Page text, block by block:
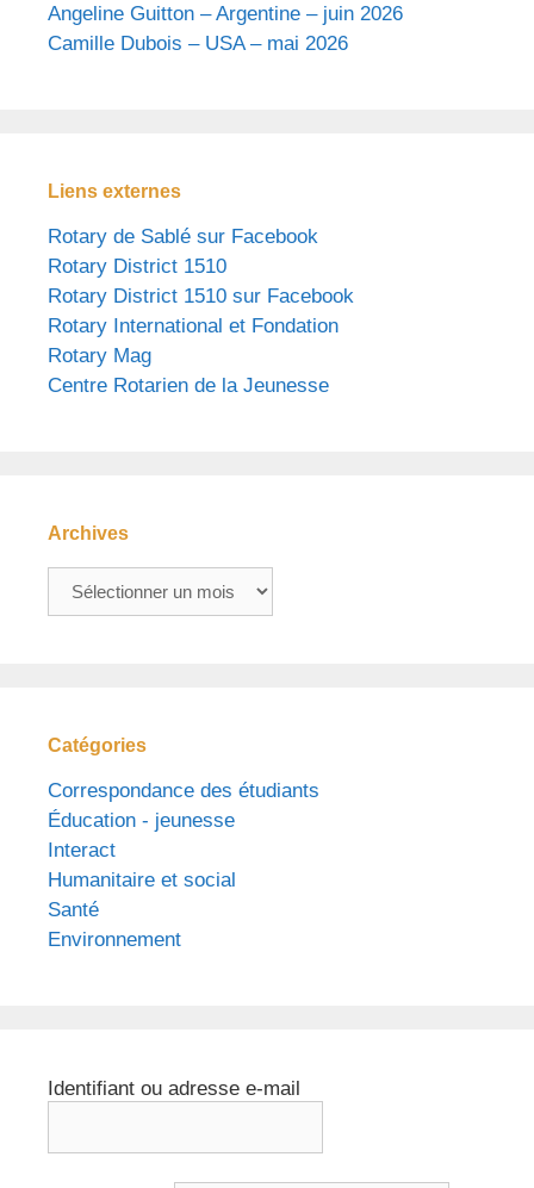
Angeline Guitton – Argentine – juin 2026
Camille Dubois – USA – mai 2026
Liens externes
Rotary de Sablé sur Facebook
Rotary District 1510
Rotary District 1510 sur Facebook
Rotary International et Fondation
Rotary Mag
Centre Rotarien de la Jeunesse
Archives
Archives
Catégories
Correspondance des étudiants
Éducation - jeunesse
Interact
Humanitaire et social
Santé
Environnement
Identifiant ou adresse e-mail